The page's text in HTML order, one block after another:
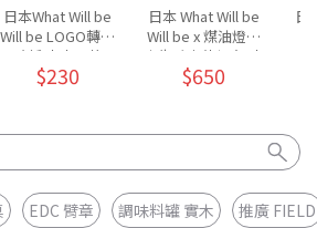
日本What Will be
Will be LOGO轉印
貼紙 大小兩款
$230
日本 What Will be
Will be x 煤油燈油
壺牛毛皮革領套-小
$650
日
EDC 臂章 調味料罐 實木 推廣 FIELD